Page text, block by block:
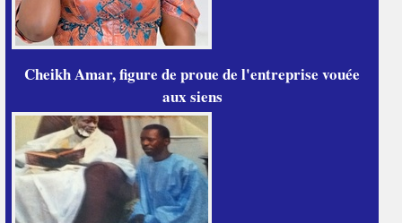
Cheikh Amar, figure de proue de l'entreprise vouée
aux siens